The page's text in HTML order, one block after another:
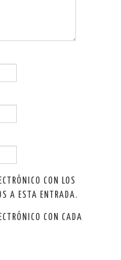
CON LOS
A ESTA ENTRADA.
CON CADA